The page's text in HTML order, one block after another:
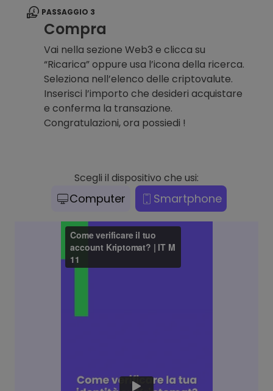
PASSAGGIO 3
Compra
Vai nella sezione Web3 e clicca su
“Ricarica” oppure usa l’icona della ricerca.
Seleziona nell’elenco delle criptovalute.
Inserisci l’importo che desideri acquistare
e conferma la transazione.
Congratulazioni, ora possiedi !
Scegli il dispositivo che usi:
Computer Smartphone